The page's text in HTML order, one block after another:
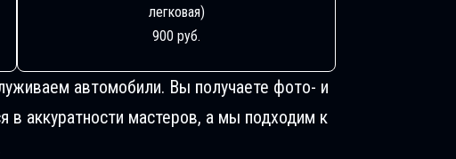
легковая)
900 руб.
автомобили. Вы получаете фото- и
в аккуратности мастеров, а мы подходим к